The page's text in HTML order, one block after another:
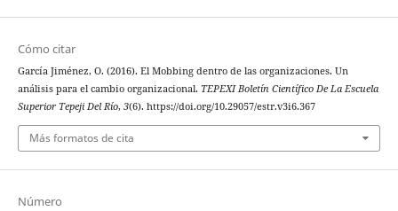
Cómo citar
García Jiménez, O. (2016). El Mobbing dentro de las organizaciones. Un
análisis para el cambio organizacional. TEPEXI Boletín Científico De La Escuela
Superior Tepeji Del Río, 3(6). https://doi.org/10.29057/estr.v3i6.367
Más formatos de cita
Número